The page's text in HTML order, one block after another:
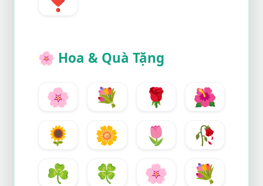
🌸 Hoa & Quà Tặng
🌸 💐 🌹
🌺
🌻
🌼 🌷
🥀
☘️
🍀 🌸
💐